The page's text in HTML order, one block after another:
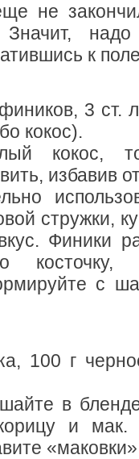
не
надо
к
3 ст.
кокос).
кокос,
избавив
стружки,
Финики
с
100 г
в
и